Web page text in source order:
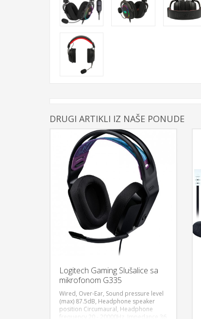
DRUGI ARTIKLI IZ NAŠE PONUDE
Logitech Gaming Slušalice sa
mikrofonom G335
Wired, Over-Ear, Sound pressure level
(max) 87.5dB, Headphone speaker
position Circumaural, Headphone
frequency 20 - 20000Hz, Impedance 36
DODAJ U KORPU